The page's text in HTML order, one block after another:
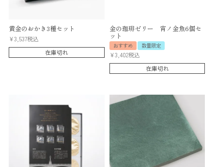
黄金のおかき3種セット
¥3,537税込
在庫切れ
金の珈琲ゼリー 宵ノ金魚6個セ
ット
おすすめ 数量限定
¥3,402税込
在庫切れ